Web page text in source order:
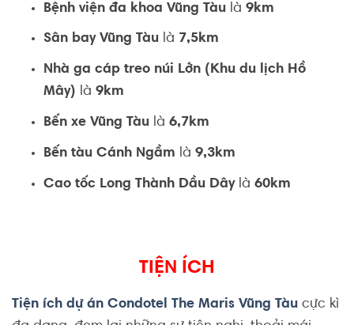
Bệnh viện đa khoa Vũng Tàu là 9km
Sân bay Vũng Tàu là 7,5km
Nhà ga cáp treo núi Lớn (Khu du lịch Hồ
Mây) là 9km
Bến xe Vũng Tàu là 6,7km
Bến tàu Cánh Ngầm là 9,3km
Cao tốc Long Thành Dầu Dâylà 60km
TIỆN ÍCH
Tiện ích dự án Condotel The Maris Vũng Tàu cực kì